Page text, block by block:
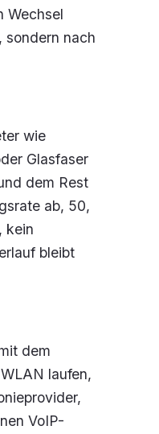
Wechsel
sondern nach
wie
Glasfaser
dem Rest
ab, 50,
kein
bleibt
dem
laufen,
VoIP-